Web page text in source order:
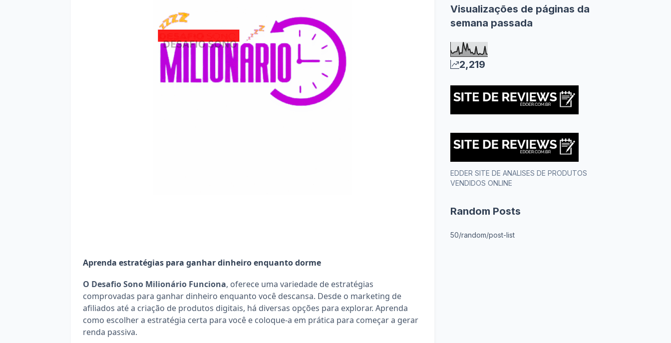
Aprenda estratégias para ganhar dinheiro enquanto dorme
O Desafio Sono Milionário Funciona, oferece uma variedade de estratégias
comprovadas para ganhar dinheiro enquanto você descansa. Desde o marketing de
afiliados até a criação de produtos digitais, há diversas opções para explorar. Aprenda
como escolher a estratégia certa para você e coloque-a em prática para começar a gerar
renda passiva.
Comprovados e
Benefícios Duradouros
Visualizações de páginas da
semana passada
2,219
EDDER SITE DE ANALISES DE PRODUTOS
VENDIDOS ONLINE
Random Posts
50/random/post-list